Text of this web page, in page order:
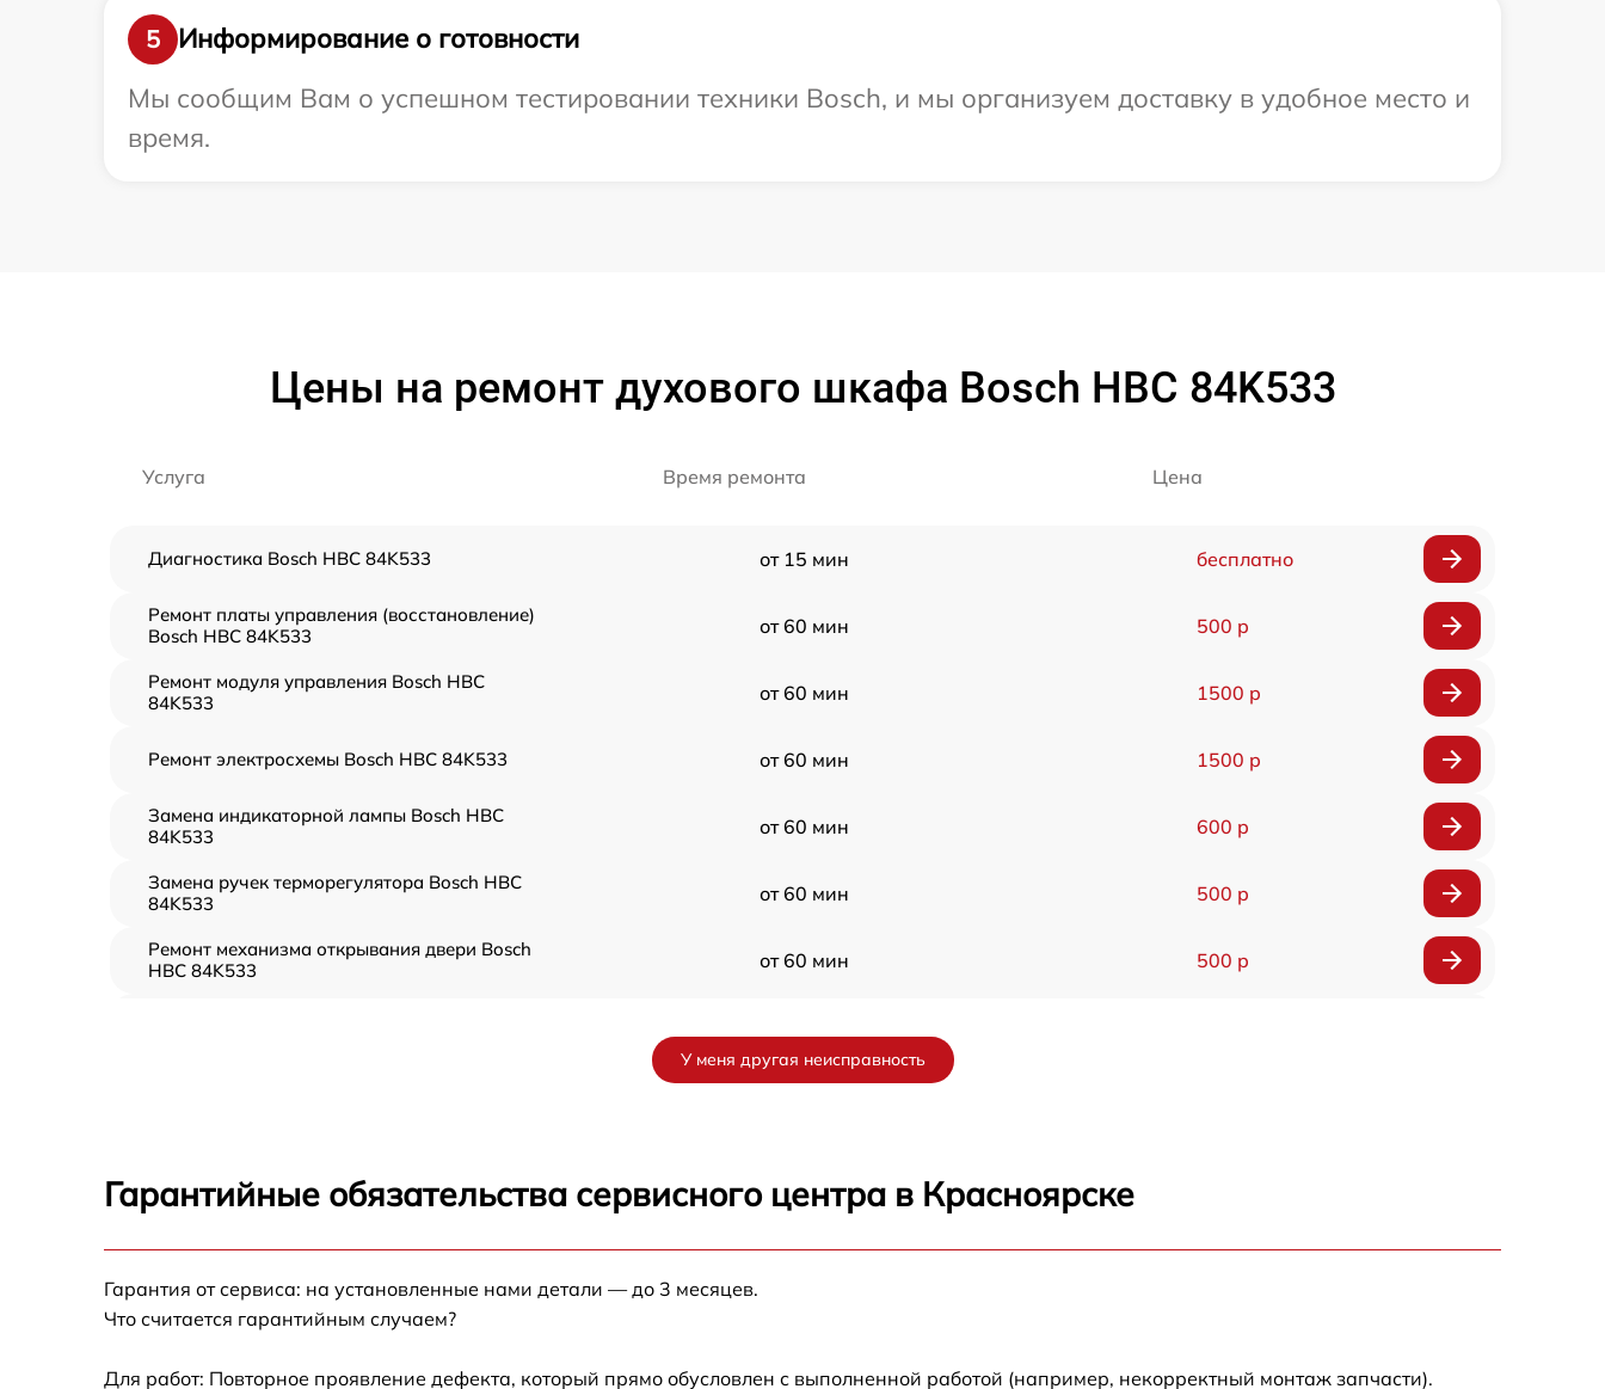
5
Информирование о готовности
Мы сообщим Вам о успешном тестировании техники Bosch, и мы организуем доставку в удобное место и
время.
Цены на ремонт духового шкафа Bosch HBC 84K533
Услуга Время ремонта Цена
Диагностика Bosch HBC 84K533 от 15 мин бесплатно
Ремонт платы управления (восстановление)
Bosch HBC 84K533
от 60 мин 500 р
Ремонт модуля управления Bosch HBC
84K533
от 60 мин 1500 р
Ремонт электросхемы Bosch HBC 84K533 от 60 мин 1500 р
Замена индикаторной лампы Bosch HBC
84K533
от 60 мин 600 р
Замена ручек терморегулятора Bosch HBC
84K533
от 60 мин 500 р
Ремонт механизма открывания двери Bosch
HBC 84K533
от 60 мин 500 р
Замена термодатчика Bosch HBC 84K533
84K533
У меня другая неисправность
Гарантийные обязательства сервисного центра в Красноярске
Гарантия от сервиса: на установленные нами детали — до 3 месяцев.
Что считается гарантийным случаем?
Для работ: Повторное проявление дефекта, который прямо обусловлен с выполненной работой (например, некорректный монтаж запчасти).